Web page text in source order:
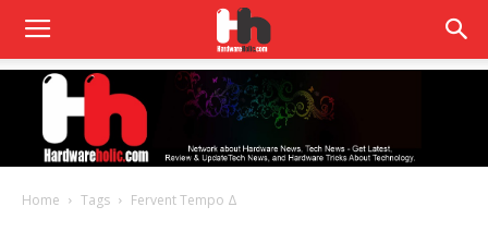
Home Tags Fervent Tempo Δ